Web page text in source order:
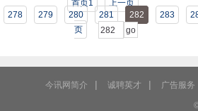
首页1
上一页
278 279 280 281 282 283
页
今讯网简介 | 诚聘英才 | 广告服务